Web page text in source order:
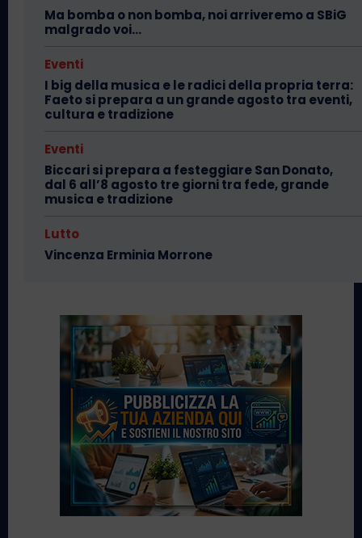
Ma bomba o non bomba, noi arriveremo a SBiG
malgrado voi…
Eventi
I big della musica e le radici della propria terra:
Faeto si prepara a un grande agosto tra eventi,
cultura e tradizione
Eventi
Biccari si prepara a festeggiare San Donato,
dal 6 all’8 agosto tre giorni tra fede, grande
musica e tradizione
Lutto
Vincenza Erminia Morrone